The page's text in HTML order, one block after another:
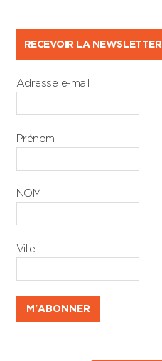
RECEVOIR LA NEWSLETTER
Adresse e-mail
Prénom
NOM
Ville